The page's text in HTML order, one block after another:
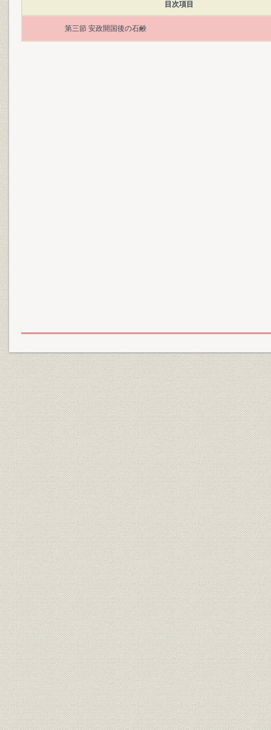
目次項目
第三節 安政開国後の石鹸